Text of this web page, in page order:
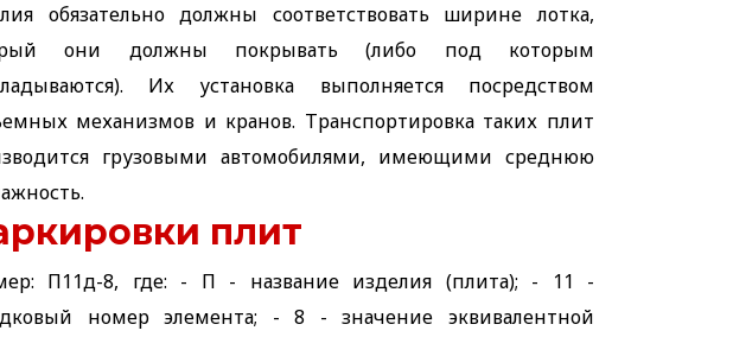
обязательно должны соответствовать ширине лотка,
они должны покрывать (либо под которым
Их установка выполняется посредством
механизмов и кранов. Транспортировка таких плит
грузовыми автомобилями, имеющими среднюю
плит
П11д-8, где: - П - название изделия (плита); - 11 -
номер элемента; - 8 - значение эквивалентной